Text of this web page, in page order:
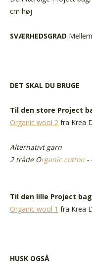
cm høj
SVÆRHEDSGRAD Mellem
DET SKAL DU BRUGE
Til den store Project
Organic wool 2 fra Krea
Alternativt garn
2 tråde Organic cotton -
Til den lille Project
Organic wool 1 fra Krea
HUSK OGSÅ